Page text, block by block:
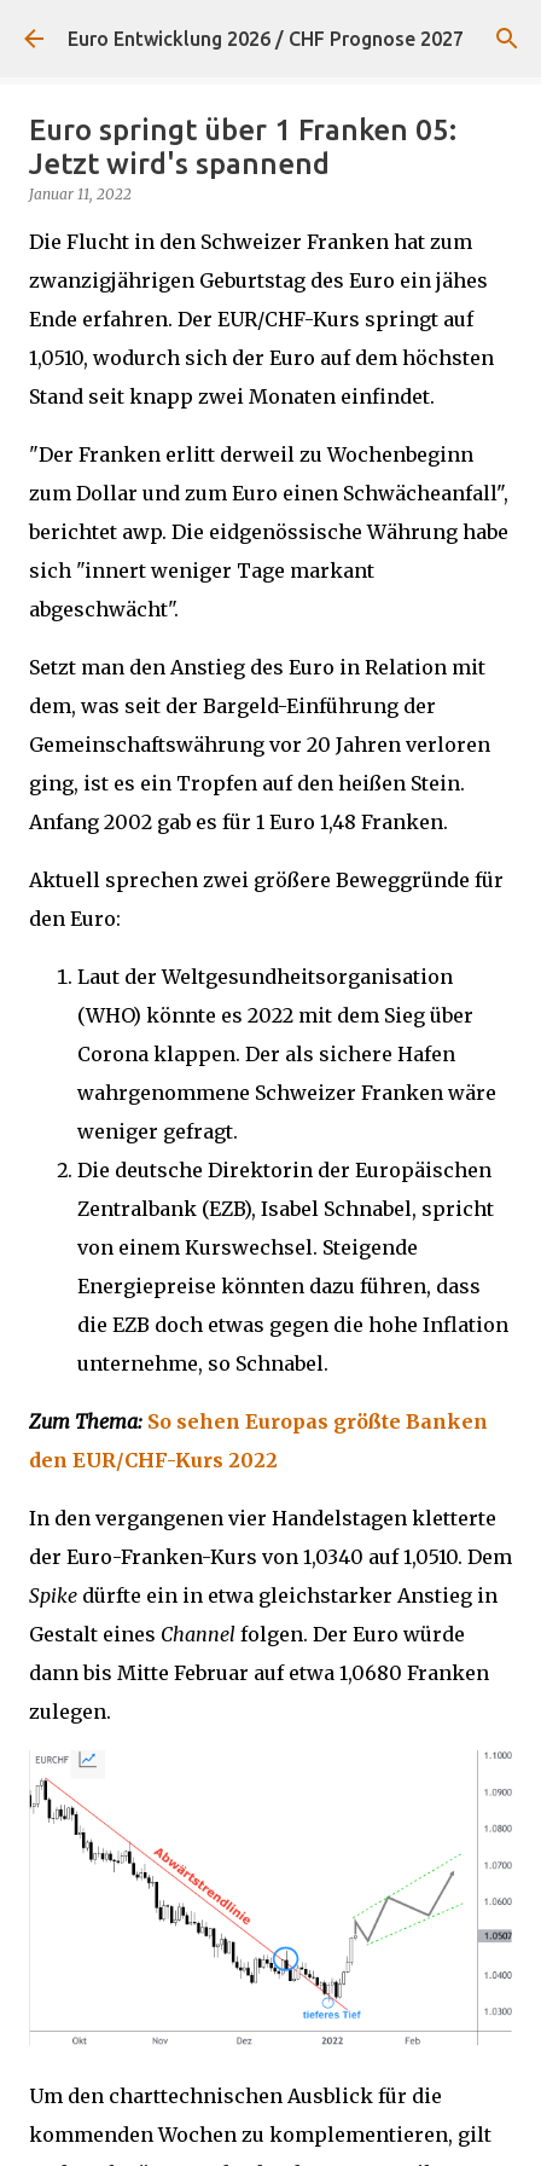
Direkt zum Hauptbereich
Euro Entwicklung 2026 / CHF Prognose 2027
Euro springt über 1 Franken 05:
Jetzt wird's spannend
Januar 11, 2022
Die Flucht in den Schweizer Franken hat zum
zwanzigjährigen Geburtstag des Euro ein jähes
Ende erfahren. Der EUR/CHF-Kurs springt auf
1,0510, wodurch sich der Euro auf dem höchsten
Stand seit knapp zwei Monaten einfindet.
"Der Franken erlitt derweil zu Wochenbeginn
zum Dollar und zum Euro einen Schwächeanfall",
berichtet awp. Die eidgenössische Währung habe
sich "innert weniger Tage markant
abgeschwächt".
Setzt man den Anstieg des Euro in Relation mit
dem, was seit der Bargeld-Einführung der
Gemeinschaftswährung vor 20 Jahren verloren
ging, ist es ein Tropfen auf den heißen Stein.
Anfang 2002 gab es für 1 Euro 1,48 Franken.
Aktuell sprechen zwei größere Beweggründe für
den Euro:
Laut der Weltgesundheitsorganisation
(WHO) könnte es 2022 mit dem Sieg über
Corona klappen. Der als sichere Hafen
wahrgenommene Schweizer Franken wäre
weniger gefragt.
Die deutsche Direktorin der Europäischen
Zentralbank (EZB), Isabel Schnabel, spricht
von einem Kurswechsel. Steigende
Energiepreise könnten dazu führen, dass
die EZB doch etwas gegen die hohe Inflation
unternehme, so Schnabel.
Zum Thema: So sehen Europas größte Banken
den EUR/CHF-Kurs 2022
In den vergangenen vier Handelstagen kletterte
der Euro-Franken-Kurs von 1,0340 auf 1,0510. Dem
Spike dürfte ein in etwa gleichstarker Anstieg in
Gestalt eines Channel folgen. Der Euro würde
dann bis Mitte Februar auf etwa 1,0680 Franken
zulegen.
Um den charttechnischen Ausblick für die
kommenden Wochen zu komplementieren, gilt